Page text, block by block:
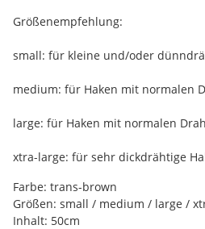
Größenempfehlung:
small: für kleine und/oder
medium: für Haken mit normalen
large: für Haken mit normalen
xtra-large: für sehr dickdrähtige
Farbe: trans-brown
Größen: small / medium / large /
Inhalt: 50cm